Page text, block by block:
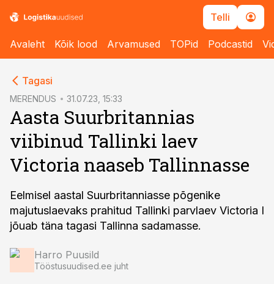
Telli
Avaleht Kõik lood Arvamused TOPid Podcastid
Tagasi
MERENDUS 31.07.23, 15:33
Aasta Suurbritannias
viibinud Tallinki laev
Victoria naaseb Tallinnasse
Eelmisel aastal Suurbritanniasse põgenike
majutuslaevaks prahitud Tallinki parvlaev Victoria I
jõuab täna tagasi Tallinna sadamasse.
Harro Puusild
Tööstusuudised.ee juht